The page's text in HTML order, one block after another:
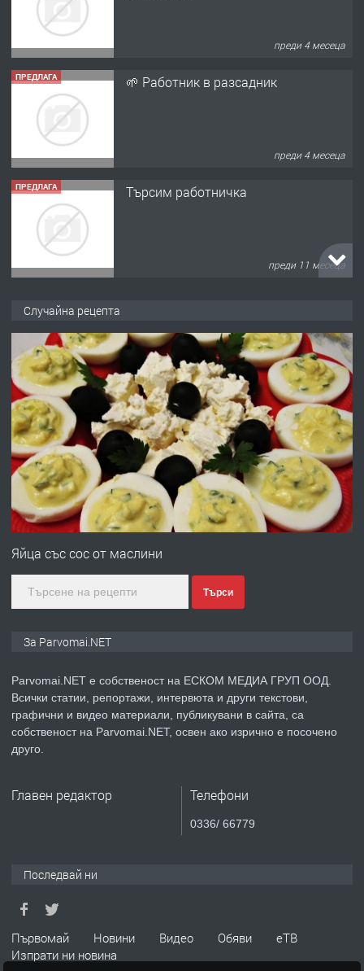
преди 4 месеца
ПРЕДЛАГА 🌱 Работник в разсадник
преди 4 месеца
ПРЕДЛАГА Търсим работничка
преди 11 месеца
преди 1 година
ПРЕДЛАГА Работа за общи работници
преди 1 година
ПРЕДЛАГА
Първи поход "По стъпките на Ангел
преди 1 година
ПРЕДЛАГА Уроци по Математика
ТЪРСИ Търсим работник
Случайна рецепта
Яйца със сос от маслини
Търси
За Parvomai.NET
Parvomai.NET е собственост на ЕСКОМ МЕДИА ГРУП ООД.
Всички статии, репортажи, интервюта и други текстови,
графични и видео материали, публикувани в сайта, са
собственост на Parvomai.NET, освен ако изрично е посочено
друго.
Главен редактор Телефони
0336/ 66779
Последвай ни
Първомай Новини Видео Обяви
еТВ
Изпрати ни новина